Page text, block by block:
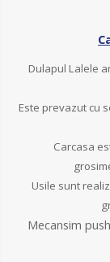
Dulapul Lalele
Este prevazut cu
Carcasa
Usile sunt
Mecansim